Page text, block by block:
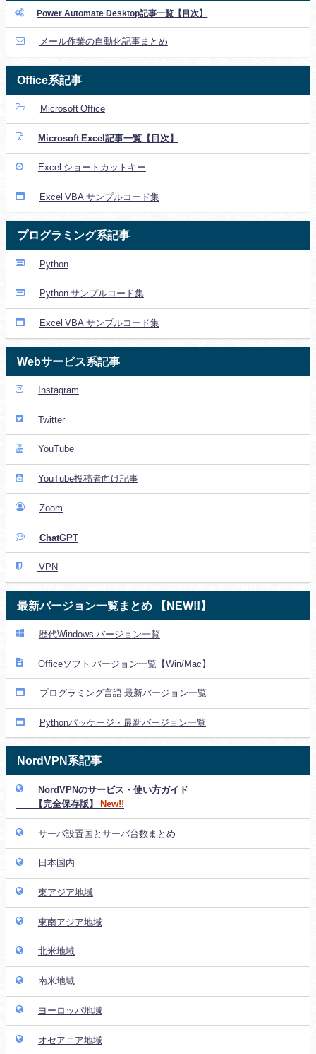
Power Automate Desktop記事一覧【目次】
メール作業の自動化記事まとめ
Office系記事
Microsoft Office
Microsoft Excel記事一覧【目次】
Excel ショートカットキー
Excel VBA サンプルコード集
プログラミング系記事
Python
Python サンプルコード集
Excel VBA サンプルコード集
Webサービス系記事
Instagram
Twitter
YouTube
YouTube投稿者向け記事
Zoom
ChatGPT
VPN
最新バージョン一覧まとめ 【NEW!!】
歴代Windows バージョン一覧
Officeソフト バージョン一覧【Win/Mac】
プログラミング言語 最新バージョン一覧
Pythonパッケージ・最新バージョン一覧
NordVPN系記事
NordVPNのサービス・使い方ガイド
【完全保存版】
New!!
サーバ設置国とサーバ台数まとめ
日本国内
東アジア地域
東南アジア地域
北米地域
南米地域
ヨーロッパ地域
オセアニア地域